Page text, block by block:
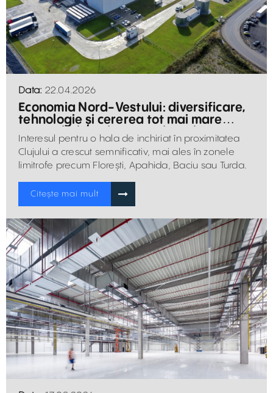
Data: 22.04.2026
Economia Nord-Vestului: diversificare,
tehnologie și cererea tot mai mare
pentru hale și depozite de închiriat
Interesul pentru o hala de inchiriat în proximitatea
Clujului a crescut semnificativ, mai ales în zonele
limitrofe precum Florești, Apahida, Baciu sau Turda.
Citește mai mult